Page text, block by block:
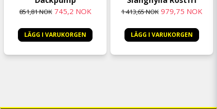
851,81 NOK 745,2 NOK
LÄGG I VARUKORGEN
1 413,65 NOK 979,75 NOK
LÄGG I VARUKORGEN